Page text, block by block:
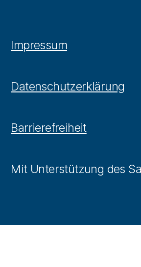
Impressum
Datenschutzerklärung
Barrierefreiheit
Mit Unterstützung des